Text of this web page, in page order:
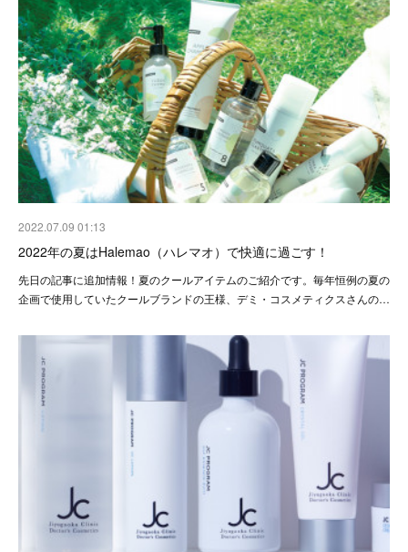
2022.07.09 01:13
2022年の夏はHalemao（ハレマオ）で快適に過ごす！
先日の記事に追加情報！夏のクールアイテムのご紹介です。毎年恒例の夏の
企画で使用していたクールブランドの王様、デミ・コスメティクスさんの…